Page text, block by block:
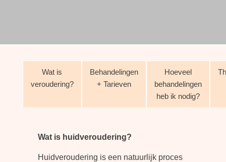
Wat is
veroudering?
Behandelingen
+ Tarieven
Hoeveel
behandelingen
heb ik nodig?
Wat is huidveroudering?
Huidveroudering is een natuurlijk proces